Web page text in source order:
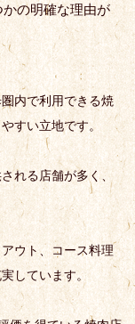
の明確な理由が
内で利用できる焼
すい立地です。
れる店舗が多く、
ウト、コース料理
しています。